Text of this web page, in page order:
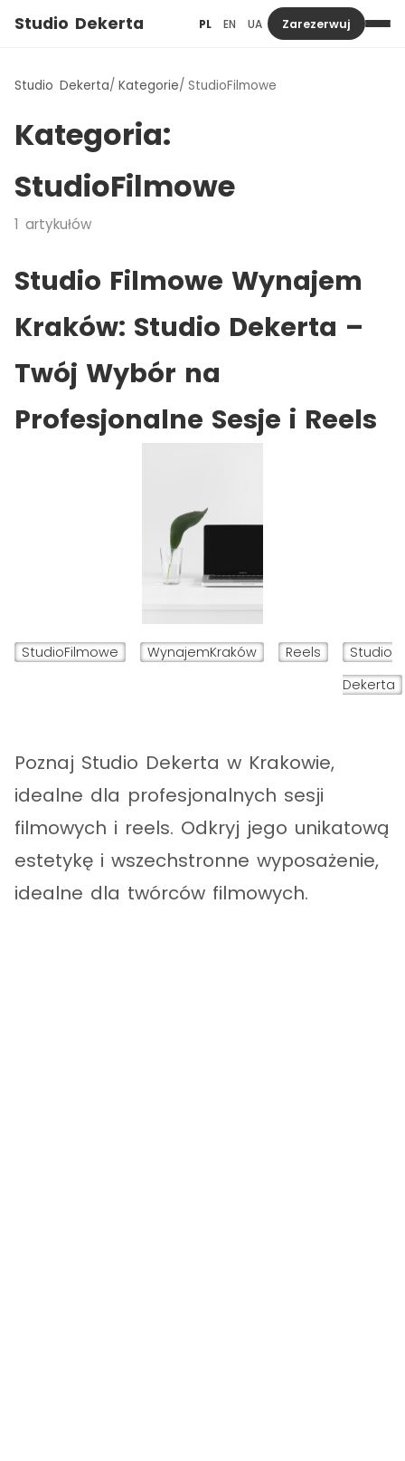
Studio Dekerta PL EN UA Zarezerwuj
Studio Dekerta Kategorie StudioFilmowe
Kategoria:
StudioFilmowe
1 artykułów
Studio Filmowe Wynajem
Kraków: Studio Dekerta –
Twój Wybór na
Profesjonalne Sesje i Reels
StudioFilmowe WynajemKraków Reels
Studio
Dekerta
Poznaj Studio Dekerta w Krakowie,
idealne dla profesjonalnych sesji
filmowych i reels. Odkryj jego unikatową
estetykę i wszechstronne wyposażenie,
idealne dla twórców filmowych.